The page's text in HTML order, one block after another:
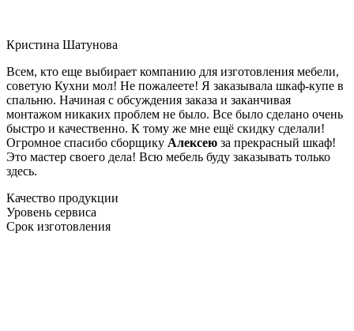
Кристина Шатунова
Всем, кто еще выбирает компанию для изготовления мебели,
советую Кухни мол! Не пожалеете! Я заказывала шкаф-купе в
спальню. Начиная с обсуждения заказа и заканчивая
монтажом никаких проблем не было. Все было сделано очень
быстро и качественно. К тому же мне ещё скидку сделали!
Огромное спасибо сборщику Алексею за прекрасный шкаф!
Это мастер своего дела! Всю мебель буду заказывать только
здесь.
Качество продукции
Уровень сервиса
Срок изготовления